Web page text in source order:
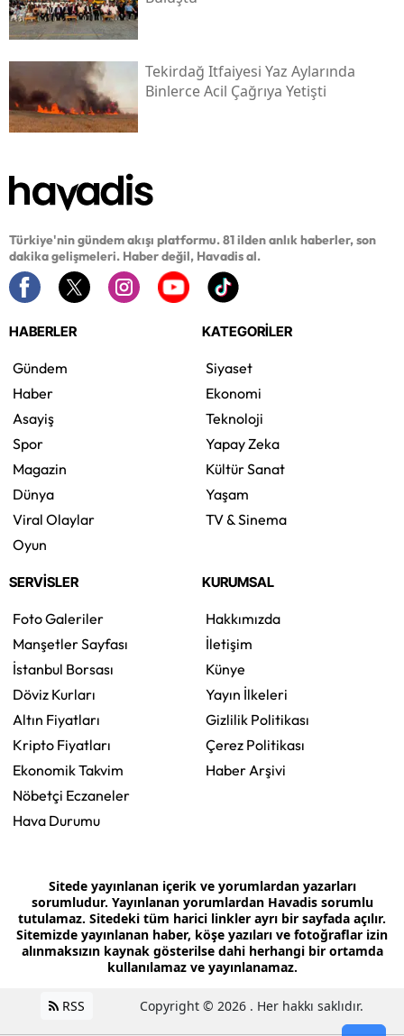
Tekirdağ Itfaiyesi Yaz Aylarında
Binlerce Acil Çağrıya Yetişti
Türkiye'nin gündem akışı platformu. 81 ilden anlık haberler, son
dakika gelişmeleri. Haber değil, Havadis al.
HABERLER
Gündem
Haber
Asayiş
Spor
Magazin
Dünya
Viral Olaylar
Oyun
KATEGORİLER
Siyaset
Ekonomi
Teknoloji
Yapay Zeka
Kültür Sanat
Yaşam
TV & Sinema
SERVİSLER
Foto Galeriler
Manşetler Sayfası
İstanbul Borsası
Döviz Kurları
Altın Fiyatları
Kripto Fiyatları
Ekonomik Takvim
Nöbetçi Eczaneler
Hava Durumu
KURUMSAL
Hakkımızda
İletişim
Künye
Yayın İlkeleri
Gizlilik Politikası
Çerez Politikası
Haber Arşivi
Sitede yayınlanan içerik ve yorumlardan yazarları
sorumludur. Yayınlanan yorumlardan Havadis sorumlu
tutulamaz. Sitedeki tüm harici linkler ayrı bir sayfada açılır.
Sitemizde yayınlanan haber, köşe yazıları ve fotoğraflar izin
alınmaksızın kaynak gösterilse dahi herhangi bir ortamda
kullanılamaz ve yayınlanamaz.
RSS Copyright © 2026 . Her hakkı saklıdır.